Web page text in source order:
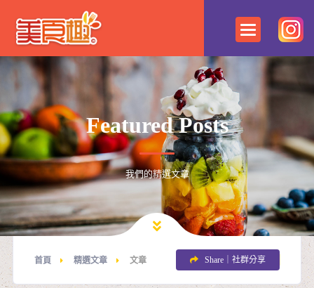
Featured Posts
我們的精選文章
首頁 精選文章 文章 Share｜社群分享